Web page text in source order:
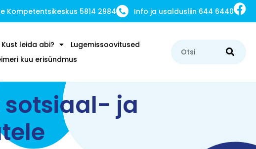
Info ja usaldusliin 644 6440
Kompetentsikeskus 5814 2984
Kust leida abi?
Lugemissoovitused
kuu erisündmus
ja